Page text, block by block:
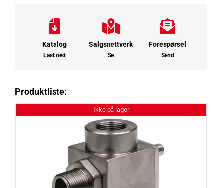
Katalog
Last ned
Salgsnettverk
Se
Forespørsel
Send
Produktliste:
Ikke på lager